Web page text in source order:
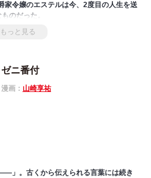
家令嬢のエステルは今、2度目の人生を送
のだった。
伯爵家に生まれながら魔力量が少なく、
『顔だけ聖女』と揶揄された。
ので、冷酷だった公爵様がなぜか甘い言
とかかわいいとか慣れない言葉をたくさ
もっと見る
ゼニ番付
漫画： 山崎享祐
」。古くから伝えられる言葉には続き